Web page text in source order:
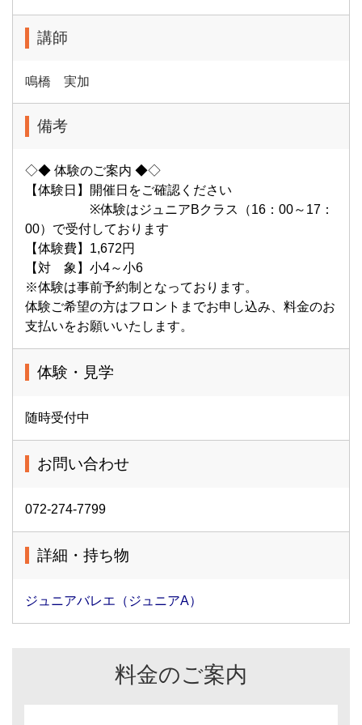
講師
鳴橋 実加
備考
◇◆ 体験のご案内 ◆◇
【体験日】開催日をご確認ください
※体験はジュニアBクラス（16：00～17：
00）で受付しております
【体験費】1,672円
【対 象】小4～小6
※体験は事前予約制となっております。
体験ご希望の方はフロントまでお申し込み、料金のお
支払いをお願いいたします。
体験・見学
随時受付中
お問い合わせ
072-274-7799
詳細・持ち物
ジュニアバレエ（ジュニアA）
料金のご案内